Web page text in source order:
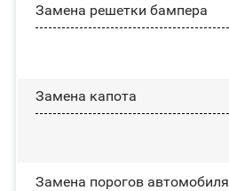
Замена решетки бампера
Замена капота
Замена порогов автомобиля